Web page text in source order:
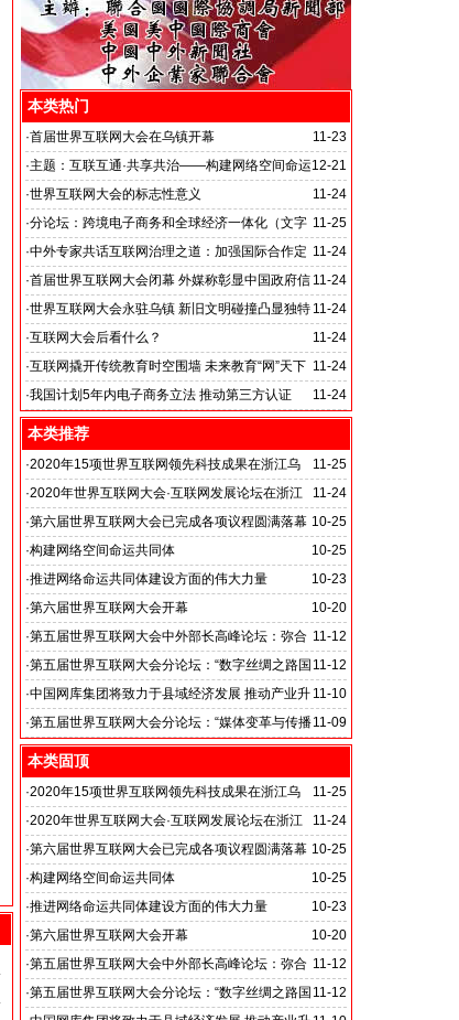
本类热门
11-23
·首届世界互联网大会在乌镇开幕
12-21
·主题：互联互通·共享共治——构建网络空间命运
共同体
11-24
·世界互联网大会的标志性意义
11-25
·分论坛：跨境电子商务和全球经济一体化（文字
实录）
11-24
·中外专家共话互联网治理之道：加强国际合作定
一个规则
11-24
·首届世界互联网大会闭幕 外媒称彰显中国政府信
心
11-24
·世界互联网大会永驻乌镇 新旧文明碰撞凸显独特
价值
11-24
·互联网大会后看什么？
11-24
·互联网撬开传统教育时空围墙 未来教育“网”天下
11-24
·我国计划5年内电子商务立法 推动第三方认证
本类推荐
11-25
·2020年15项世界互联网领先科技成果在浙江乌
镇发布
11-24
·2020年世界互联网大会·互联网发展论坛在浙江
乌镇开幕
10-25
·第六届世界互联网大会已完成各项议程圆满落幕
10-25
·构建网络空间命运共同体
10-23
·推进网络命运共同体建设方面的伟大力量
10-20
·第六届世界互联网大会开幕
11-12
·第五届世界互联网大会中外部长高峰论坛：弥合
数字鸿沟
11-12
·第五届世界互联网大会分论坛：“数字丝绸之路国
际合作”
11-10
·中国网库集团将致力于县域经济发展 推动产业升
级转型
11-09
·第五届世界互联网大会分论坛：“媒体变革与传播
创新”
本类固顶
11-25
·2020年15项世界互联网领先科技成果在浙江乌
镇发布
11-24
·2020年世界互联网大会·互联网发展论坛在浙江
乌镇开幕
10-25
·第六届世界互联网大会已完成各项议程圆满落幕
10-25
·构建网络空间命运共同体
10-23
·推进网络命运共同体建设方面的伟大力量
10-20
·第六届世界互联网大会开幕
11-12
·第五届世界互联网大会中外部长高峰论坛：弥合
数字鸿沟
11-12
·第五届世界互联网大会分论坛：“数字丝绸之路国